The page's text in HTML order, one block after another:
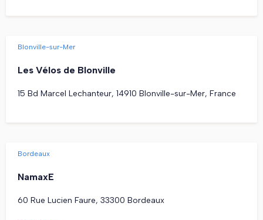
Blonville-sur-Mer
Les Vélos de Blonville
15 Bd Marcel Lechanteur, 14910 Blonville-sur-Mer, France
Bordeaux
NamaxE
60 Rue Lucien Faure, 33300 Bordeaux